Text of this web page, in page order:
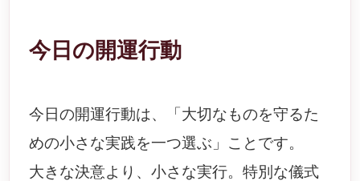
今日の開運行動
今日の開運行動は、「大切なものを守るた
めの小さな実践を一つ選ぶ」ことです。
大きな決意より、小さな実行。特別な儀式